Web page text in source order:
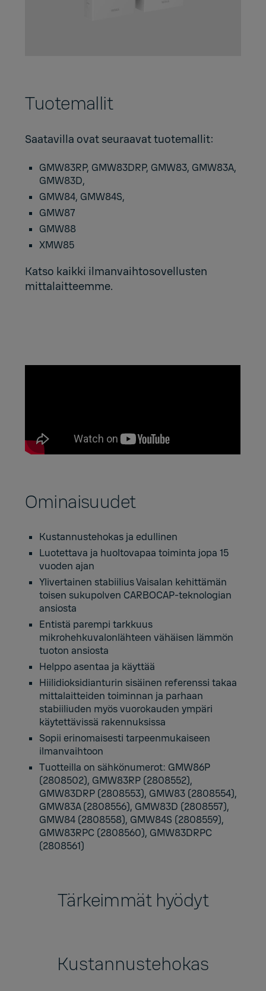
Tuotemallit
Saatavilla ovat seuraavat tuotemallit:
GMW83RP, GMW83DRP, GMW83, GMW83A,
GMW83D,
GMW84, GMW84S,
GMW87
GMW88
XMW85
Katso kaikki ilmanvaihtosovellusten
mittalaitteemme.
Ominaisuudet
Kustannustehokas ja edullinen
Luotettava ja huoltovapaa toiminta jopa 15
vuoden ajan
Ylivertainen stabiilius Vaisalan kehittämän
toisen sukupolven CARBOCAP-teknologian
ansiosta
Entistä parempi tarkkuus
mikrohehkuvalonlähteen vähäisen lämmön
tuoton ansiosta
Helppo asentaa ja käyttää
Hiilidioksidianturin sisäinen referenssi takaa
mittalaitteiden toiminnan ja parhaan
stabiiliuden myös vuorokauden ympäri
käytettävissä rakennuksissa
Sopii erinomaisesti tarpeenmukaiseen
ilmanvaihtoon
Tuotteilla on sähkönumerot: GMW86P
(2808502), GMW83RP (2808552),
GMW83DRP (2808553), GMW83 (2808554),
GMW83A (2808556), GMW83D (2808557),
GMW84 (2808558), GMW84S (2808559),
GMW83RPC (2808560), GMW83DRPC
(2808561)
Tärkeimmät hyödyt
Kustannustehokas